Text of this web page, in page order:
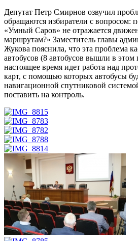
Депутат Петр Смирнов озвучил
обращаются избиратели с вопросом:
«Умный Саров» не отражается
маршрутам?» Заместитель главы
Жукова пояснила, что эта проблема
автобусов (8 автобусов вышли в
настоящее время идет работа над
карт, с помощью которых автобусы
навигационной спутниковой
поставить на контроль.